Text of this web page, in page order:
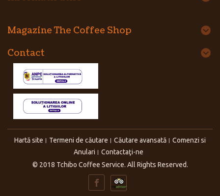
Magazine The Coffee Shop
Contact
Hartă site Termeni de căutare Căutare avansată
Comenzi si
Anulari
Contactaţi-ne
© 2018 Tchibo Coffee Service. All Rights Reserved.